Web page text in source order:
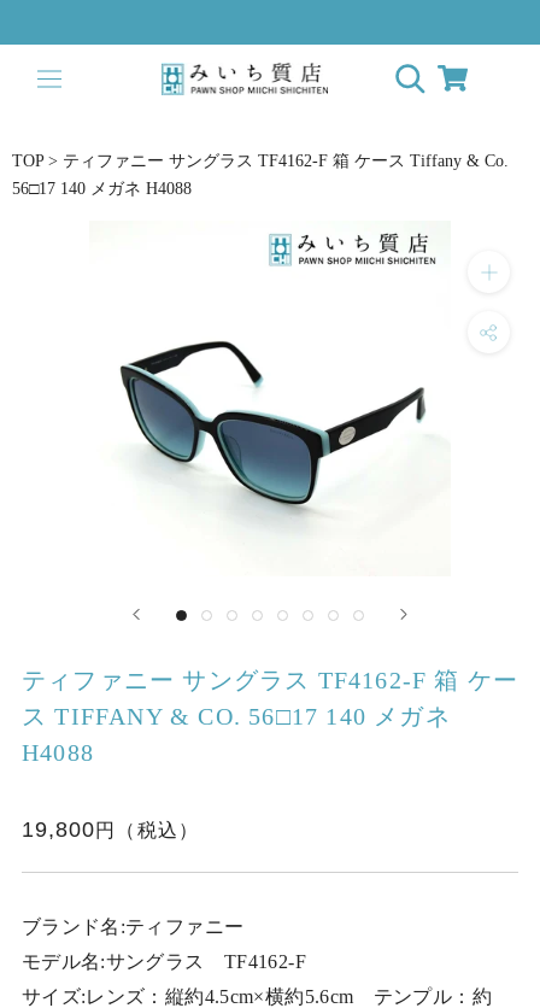
キ
て
コ
TOP > ティファニー サングラス TF4162-F 箱 ケース Tiffany & Co.
56□17 140 メガネ H4088
ティファニー サングラス TF4162-F 箱 ケー
ス TIFFANY & CO. 56□17 140 メガネ
H4088
19,800
ブランド名:ティファニー
モデル名:サングラス TF4162-F
サイズ:レンズ：縦約4.5cm×横約5.6cm テンプル：約